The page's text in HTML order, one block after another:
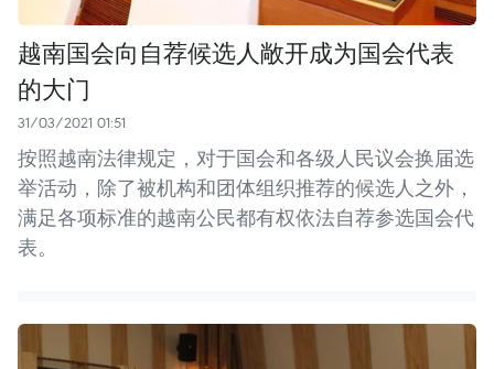
越南国会向自荐候选人敞开成为国会代表
的大门
31/03/2021 01:51
按照越南法律规定，对于国会和各级人民议会换届选
举活动，除了被机构和团体组织推荐的候选人之外，
满足各项标准的越南公民都有权依法自荐参选国会代
表。